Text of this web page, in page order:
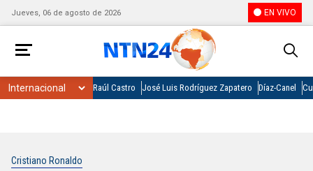
Jueves, 06 de agosto de 2026 EN VIVO
Raúl Castro José Luis Rodríguez Zapatero Díaz-Canel
Cristiano Ronaldo